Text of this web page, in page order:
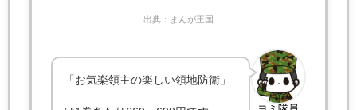
出典：まんが王国
「お気楽領主の楽しい領地防衛」